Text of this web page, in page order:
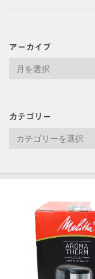
アーカイブ
ブ
カテゴリー
リ